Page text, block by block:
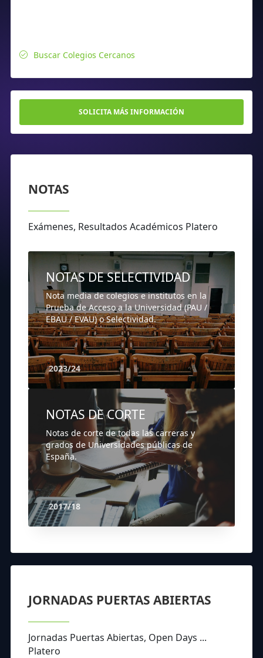
Buscar Colegios Cercanos
SOLICITA MÁS INFORMACIÓN
NOTAS
Exámenes, Resultados Académicos Platero
NOTAS DE SELECTIVIDAD
Nota media de colegios e institutos en la
Prueba de Acceso a la Universidad (PAU /
EBAU / EVAU) o Selectividad.
2023/24
NOTAS DE CORTE
Notas de corte de todas las carreras y
grados de Universidades públicas de
España.
2017/18
JORNADAS PUERTAS ABIERTAS
Jornadas Puertas Abiertas, Open Days ...
Platero